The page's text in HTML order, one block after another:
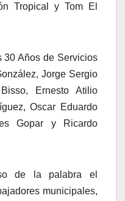
Tropical y Tom El
30 Años de Servicios
Jorge Sergio
Ernesto Atilio
Oscar Eduardo
Gopar y Ricardo
de la palabra el
municipales,